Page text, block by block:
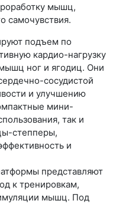
мышц,
самочувствия.
подъем по
кардио-нагрузку
ног и ягодиц. Они
сосудистой
и улучшению
мини-
так и
степперы,
и
представляют
к тренировкам,
мышц. Под